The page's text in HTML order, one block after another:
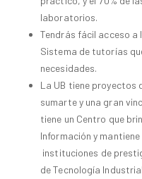
laboratorios.
Tendrás fácil acceso a
Sistema de tutorías
necesidades.
La UB tiene proyectos
sumarte y una gran
tiene un Centro que
Información y
instituciones de
de Tecnología